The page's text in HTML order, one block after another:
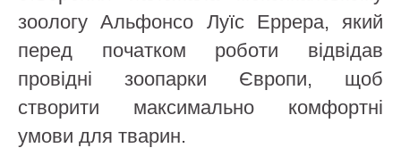
зоологу Альфонсо Луїс Еррера, який
перед початком роботи відвідав
провідні зоопарки Європи, щоб
створити максимально комфортні
умови для тварин.